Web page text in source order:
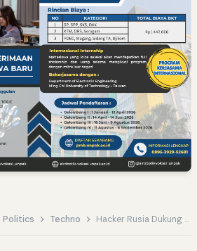
Politics Techno Hacker Rusia Dukung Hamas: Menargetkan Sistem Pertahanan Israel